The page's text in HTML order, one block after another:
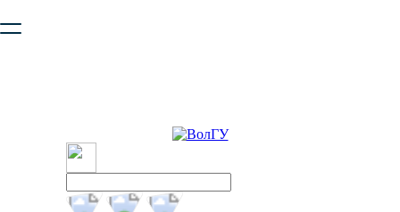
безопасную работу с сайтом. Пожалуйста